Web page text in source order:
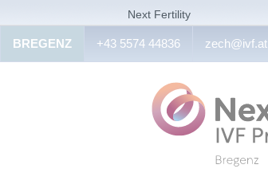
BREGENZ +43 5574 44836 zech@ivf.at
Next Fertility